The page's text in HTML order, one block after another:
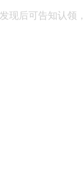
现后可告知认领，